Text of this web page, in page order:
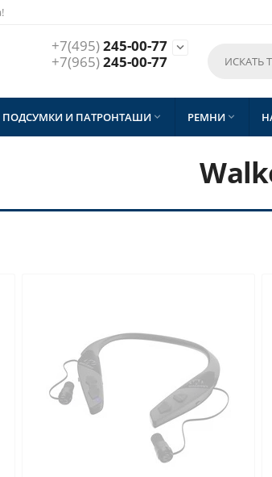
+7(495)245-00-77
+7(965)245-00-77

ПОДСУМКИ И ПАТРОНТАШИ  РЕМНИ 